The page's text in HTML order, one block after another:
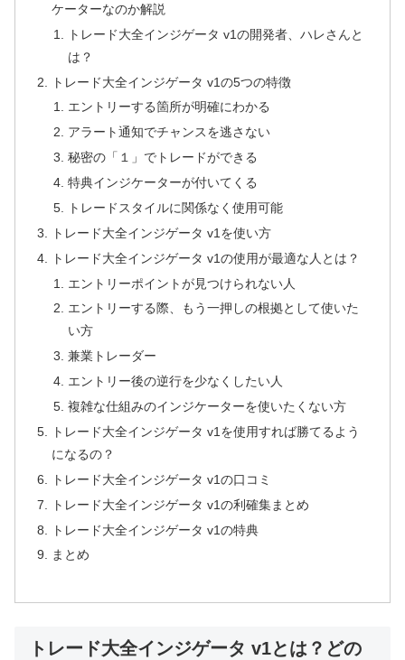
ケーターなのか解説
トレード大全インジゲータ v1の開発者、ハレさんと
は？
トレード大全インジゲータ v1の5つの特徴
エントリーする箇所が明確にわかる
アラート通知でチャンスを逃さない
秘密の「１」でトレードができる
特典インジケーターが付いてくる
トレードスタイルに関係なく使用可能
トレード大全インジゲータ v1を使い方
トレード大全インジゲータ v1の使用が最適な人とは？
エントリーポイントが見つけられない人
エントリーする際、もう一押しの根拠として使いた
い方
兼業トレーダー
エントリー後の逆行を少なくしたい人
複雑な仕組みのインジケーターを使いたくない方
トレード大全インジゲータ v1を使用すれば勝てるよう
になるの？
トレード大全インジゲータ v1の口コミ
トレード大全インジゲータ v1の利確集まとめ
トレード大全インジゲータ v1の特典
まとめ
トレード大全インジゲータ v1とは？どの